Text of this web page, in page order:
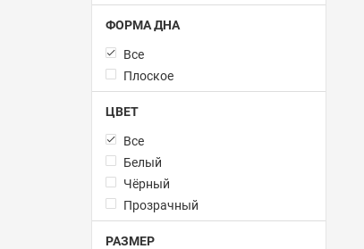
ФОРМА ДНА
Все
Плоское
ЦВЕТ
Все
Белый
Чёрный
Прозрачный
РАЗМЕР